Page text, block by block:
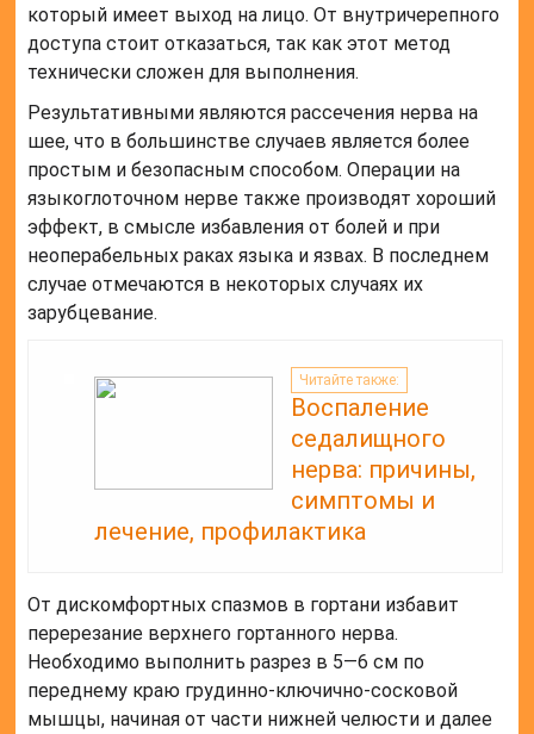
который имеет выход на лицо. От внутричерепного
доступа стоит отказаться, так как этот метод
технически сложен для выполнения.
Результативными являются рассечения нерва на
шее, что в большинстве случаев является более
простым и безопасным способом. Операции на
языкоглоточном нерве также производят хороший
эффект, в смысле избавления от болей и при
неоперабельных раках языка и язвах. В последнем
случае отмечаются в некоторых случаях их
зарубцевание.
Читайте также:
Воспаление
седалищного
нерва: причины,
симптомы и
лечение, профилактика
От дискомфортных спазмов в гортани избавит
перерезание верхнего гортанного нерва.
Необходимо выполнить разрез в 5—6 см по
переднему краю грудинно-ключично-сосковой
мышцы, начиная от части нижней челюсти и далее